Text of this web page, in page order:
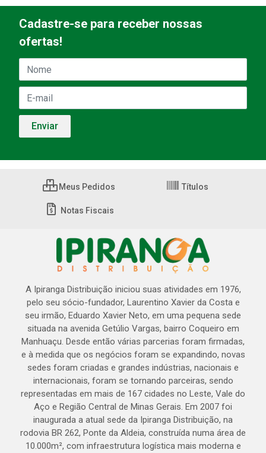
Cadastre-se para receber nossas
ofertas!
Meus Pedidos Títulos
Notas Fiscais
A Ipiranga Distribuição iniciou suas atividades em 1976,
pelo seu sócio-fundador, Laurentino Xavier da Costa e
seu irmão, Eduardo Xavier Neto, em uma pequena sede
situada na avenida Getúlio Vargas, bairro Coqueiro em
Manhuaçu. Desde então várias parcerias foram firmadas,
e à medida que os negócios foram se expandindo, novas
sedes foram criadas e grandes indústrias, nacionais e
internacionais, foram se tornando parceiras, sendo
representadas em mais de 167 cidades no Leste, Vale do
Aço e Região Central de Minas Gerais. Em 2007 foi
inaugurada a atual sede da Ipiranga Distribuição, na
rodovia BR 262, Ponte da Aldeia, construída numa área de
10.000m², com infraestrutura logística mais moderna e